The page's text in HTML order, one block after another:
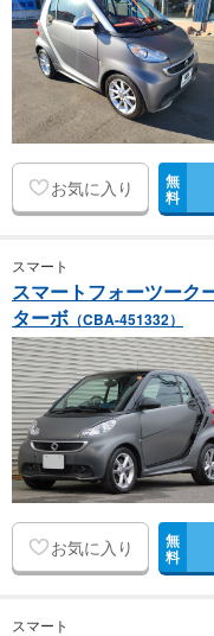
お気に入り 無
料
スマート
スマートフォーツーク
ターボ （CBA-451332）
お気に入り 無
料
スマート